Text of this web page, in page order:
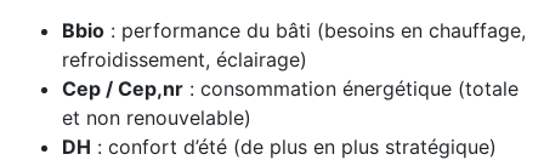
Bbio : performance du bâti (besoins en chauffage,
refroidissement, éclairage)
Cep / Cep,nr : consommation énergétique (totale
et non renouvelable)
DH : confort d’été (de plus en plus stratégique)